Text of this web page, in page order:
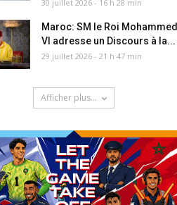
30 juillet 2026 - 16 h 28 min
Maroc: SM le Roi Mohammed
VI adresse un Discours à la...
29 juillet 2026 - 21 h 47 min
Afficher plus...